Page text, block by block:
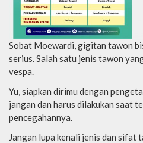
Sobat Moewardi, gigitan tawon
serius. Salah satu jenis tawon
vespa.
Yu, siapkan dirimu dengan
jangan dan harus dilakukan saat
pencegahannya.
Jangan lupa kenali jenis dan sifat